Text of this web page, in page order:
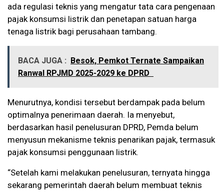
ada regulasi teknis yang mengatur tata cara pengenaan
pajak konsumsi listrik dan penetapan satuan harga
tenaga listrik bagi perusahaan tambang.
BACA JUGA : Besok, Pemkot Ternate Sampaikan
Ranwal RPJMD 2025-2029 ke DPRD
Menurutnya, kondisi tersebut berdampak pada belum
optimalnya penerimaan daerah. Ia menyebut,
berdasarkan hasil penelusuran DPRD, Pemda belum
menyusun mekanisme teknis penarikan pajak, termasuk
pajak konsumsi penggunaan listrik.
“Setelah kami melakukan penelusuran, ternyata hingga
sekarang pemerintah daerah belum membuat teknis